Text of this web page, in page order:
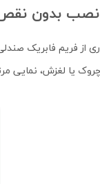
نصب بدون
یا لغزش، نمایی